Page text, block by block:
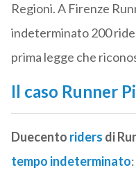
Regioni. A Firenze
indeterminato 200
prima legge che
Il caso Runner
Duecento riders di
tempo indeterminato